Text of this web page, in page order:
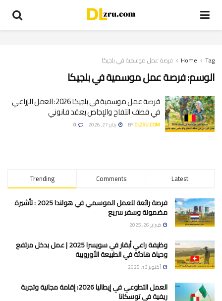
Home Tag فرصة عمل موسمية في بلجيكا
الوسم:فرصة عمل موسمية في بلجيكا
فرصة عمل موسمية في بلجيكا 2026: العمل الزراعي
في قطف التفاح والإجاص بعقد قانوني
BYDLZRU.COM يناير 27, 2026
Trending Comments Latest
فرصة رائعة للعمل الموسمي في هولندا 2025 : تأشيرة
مضمونة وسفر سريع
فبراير 26, 2025
وظيفة راعي أبقار في سويسرا 2025 | عمل بدخل مرتفع
وحياة هادئة في الطبيعة الأوروبية
أكتوبر 13, 2025
العمل التطوعي في إيطاليا 2026: إقامة مجانية وتجربة
ريفية في توسكانا